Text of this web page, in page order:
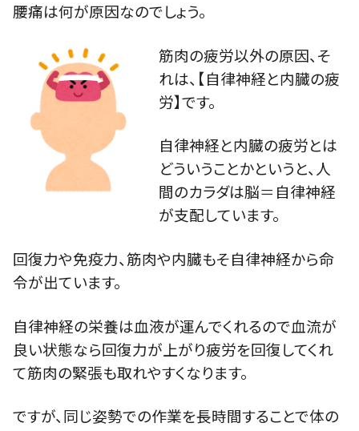
腰痛は何が原因なのでしょう。
筋肉の疲労以外の原因、そ
れは、【自律神経と内臓の疲
労】です。
自律神経と内臓の疲労とは
どういうことかというと、人
間のカラダは脳＝自律神経
が支配しています。
回復力や免疫力、筋肉や内臓もそ自律神経から命
令が出ています。
自律神経の栄養は血液が運んでくれるので血流が
良い状態なら回復力が上がり疲労を回復してくれ
て筋肉の緊張も取れやすくなります。
ですが、同じ姿勢での作業を長時間することで体の